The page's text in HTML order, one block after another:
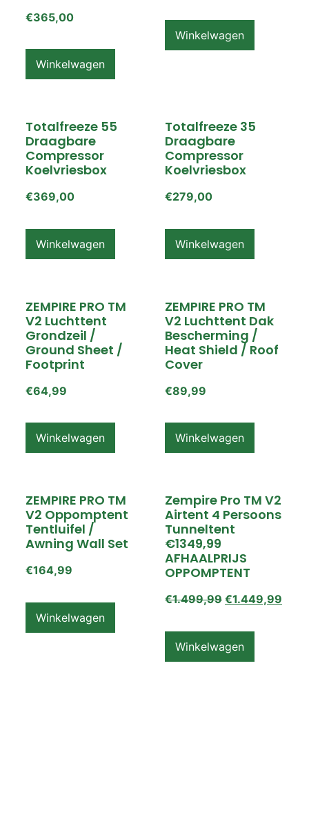
€365,00
Winkelwagen
Winkelwagen
Totalfreeze 55
Draagbare
Compressor
Koelvriesbox
€369,00
Winkelwagen
Totalfreeze 35
Draagbare
Compressor
Koelvriesbox
€279,00
Winkelwagen
ZEMPIRE PRO TM
V2 Luchttent
Grondzeil /
Ground Sheet /
Footprint
€64,99
Winkelwagen
ZEMPIRE PRO TM
V2 Luchttent Dak
Bescherming /
Heat Shield / Roof
Cover
€89,99
Winkelwagen
ZEMPIRE PRO TM
V2 Oppomptent
Tentluifel /
Awning Wall Set
€164,99
Winkelwagen
Zempire Pro TM V2
Airtent 4 Persoons
Tunneltent
€1349,99
AFHAALPRIJS
OPPOMPTENT
€1.499,99 €1.449,99
Winkelwagen